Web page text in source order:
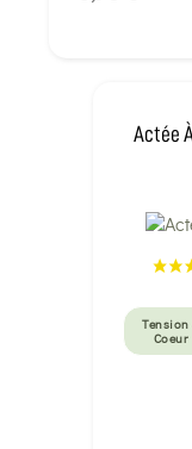
Actée
Tension
Coeur